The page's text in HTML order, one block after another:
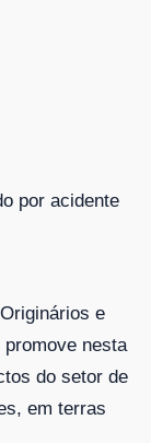
por acidente
e
nesta
do setor de
em terras